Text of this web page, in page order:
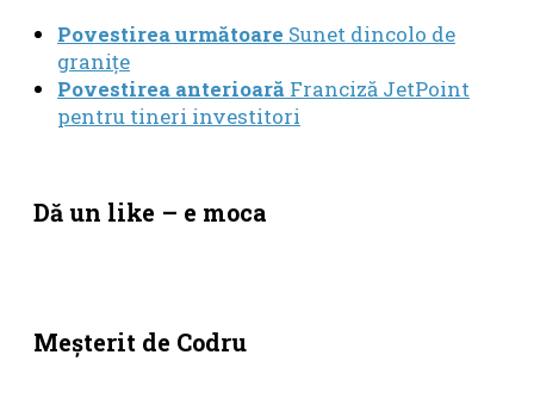
Povestirea următoare Sunet dincolo de
graniţe
Povestirea anterioară Franciză JetPoint
pentru tineri investitori
Dă un like – e moca
Meşterit de Codru